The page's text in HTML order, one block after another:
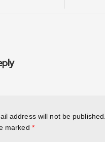
address will not be published.
marked *